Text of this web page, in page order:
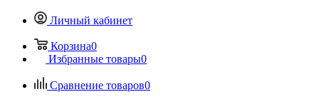
Личный кабинет
Корзина0
Избранные товары0
Сравнение товаров0